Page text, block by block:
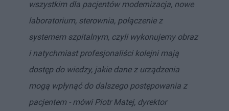
wszystkim dla pacjentów modernizacja, nowe
laboratorium, sterownia, połączenie z
systemem szpitalnym, czyli wykonujemy obraz
i natychmiast profesjonaliści kolejni mają
dostęp do wiedzy, jakie dane z urządzenia
mogą wpłynąć do dalszego postępowania z
pacjentem - mówi Piotr Matej, dyrektor